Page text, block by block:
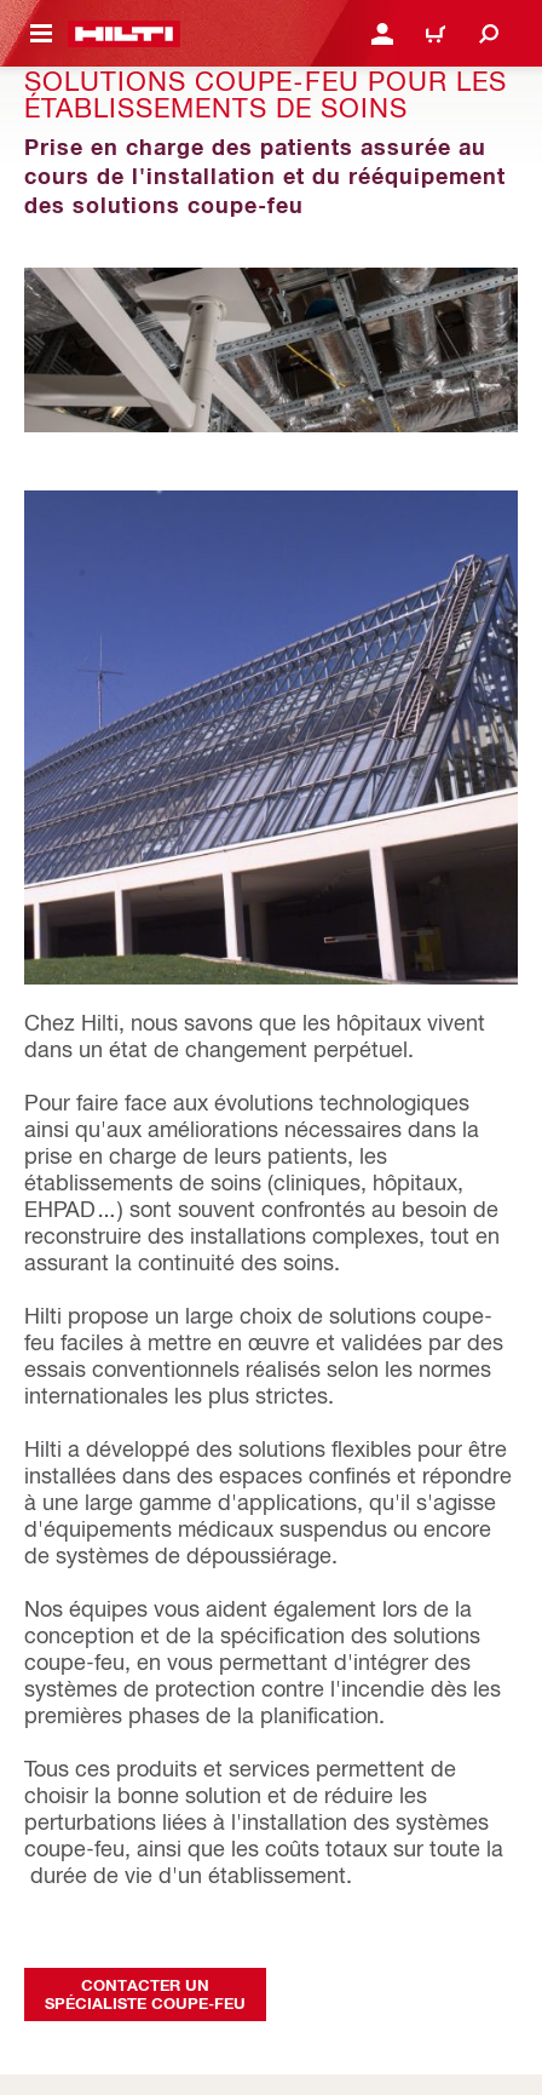
CONTENT CONNEXION OU
PANIER
SOLUTIONS COUPE-FEU POUR LES
ÉTABLISSEMENTS DE SOINS
Prise en charge des patients assurée au
cours de l'installation et du rééquipement
des solutions coupe-feu
Chez Hilti, nous savons que les hôpitaux vivent
dans un état de changement perpétuel.
Pour faire face aux évolutions technologiques
ainsi qu'aux améliorations nécessaires dans la
prise en charge de leurs patients, les
établissements de soins (cliniques, hôpitaux,
EHPAD…) sont souvent confrontés au besoin de
reconstruire des installations complexes, tout en
assurant la continuité des soins.
Hilti propose un large choix de solutions coupe-
feu faciles à mettre en œuvre et validées par des
essais conventionnels réalisés selon les normes
internationales les plus strictes.
Hilti a développé des solutions flexibles pour être
installées dans des espaces confinés et répondre
à une large gamme d'applications, qu'il s'agisse
d'équipements médicaux suspendus ou encore
de systèmes de dépoussiérage.
Nos équipes vous aident également lors de la
conception et de la spécification des solutions
coupe-feu, en vous permettant d'intégrer des
systèmes de protection contre l'incendie dès les
premières phases de la planification.
Tous ces produits et services permettent de
choisir la bonne solution et de réduire les
perturbations liées à l'installation des systèmes
coupe-feu, ainsi que les coûts totaux sur toute la
durée de vie d'un établissement.
CONTACTER UN
SPÉCIALISTE COUPE-FEU